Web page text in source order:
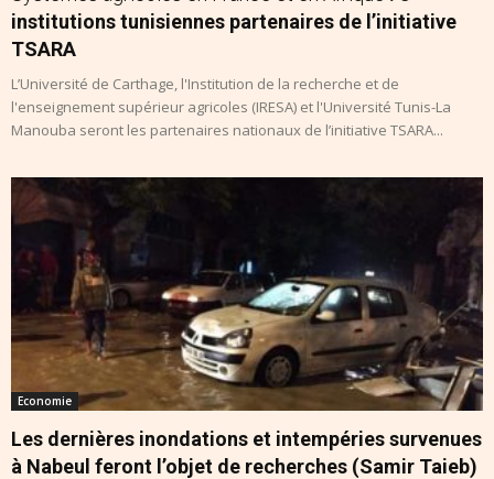
institutions tunisiennes partenaires de l’initiative
TSARA
L’Université de Carthage, l'Institution de la recherche et de
l'enseignement supérieur agricoles (IRESA) et l'Université Tunis-La
Manouba seront les partenaires nationaux de l’initiative TSARA...
Economie
Les dernières inondations et intempéries survenues
à Nabeul feront l’objet de recherches (Samir Taieb)